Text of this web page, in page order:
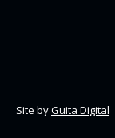
Site byGuita Digital